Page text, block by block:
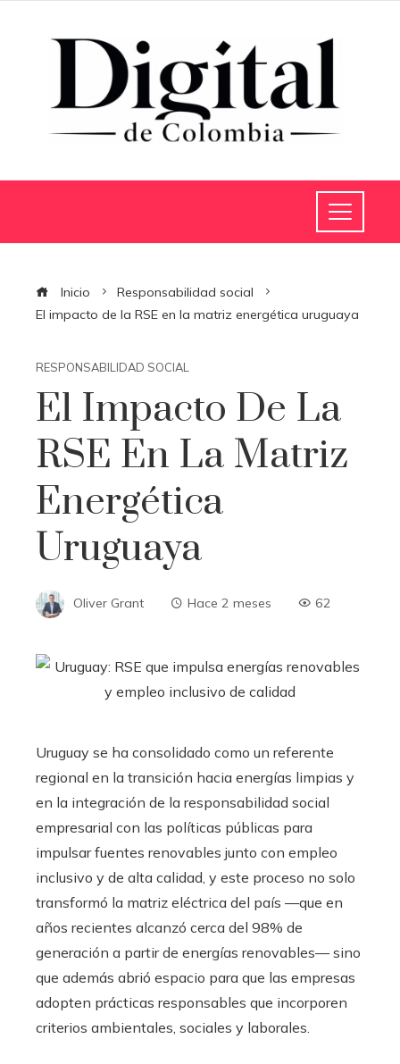
Inicio
Responsabilidad social
El impacto de la RSE en la matriz energética uruguaya
RESPONSABILIDAD SOCIAL
El Impacto De La
RSE En La Matriz
Energética
Uruguaya
Oliver Grant Hace 2 meses 62
Uruguay se ha consolidado como un referente
regional en la transición hacia energías limpias y
en la integración de la responsabilidad social
empresarial con las políticas públicas para
impulsar fuentes renovables junto con empleo
inclusivo y de alta calidad, y este proceso no solo
transformó la matriz eléctrica del país —que en
años recientes alcanzó cerca del 98% de
generación a partir de energías renovables— sino
que además abrió espacio para que las empresas
adopten prácticas responsables que incorporen
criterios ambientales, sociales y laborales.